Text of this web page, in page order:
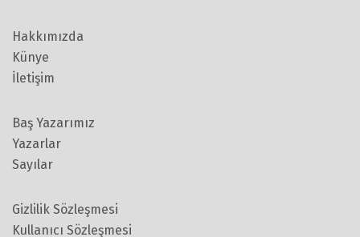
Hakkımızda
Künye
İletişim
Baş Yazarımız
Yazarlar
Sayılar
Gizlilik Sözleşmesi
Kullanıcı Sözleşmesi